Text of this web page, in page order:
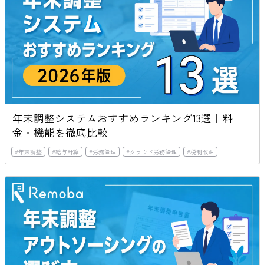
年末調整システムおすすめランキング13選｜料
金・機能を徹底比較
#年末調整 #給与計算 #労務管理 #クラウド労務管理 #税制改正